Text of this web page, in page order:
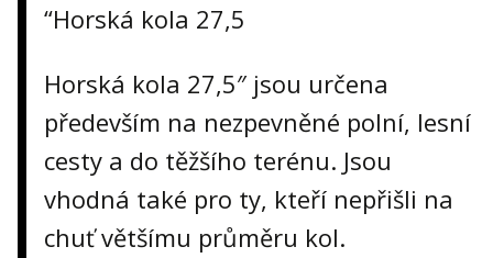
“Horská kola 27,5
Horská kola 27,5″ jsou určena
především na nezpevněné polní, lesní
cesty a do těžšího terénu. Jsou
vhodná také pro ty, kteří nepřišli na
chuť většímu průměru kol.